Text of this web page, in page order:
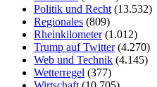
Politik und Recht(13.532)
Regionales (809)
Rheinkilometer(1.012)
Trump auf Twitter(4.270)
Web und Technik (4.145)
Wetterregel (377)